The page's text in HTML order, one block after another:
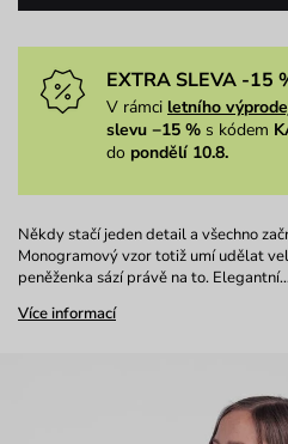
EXTRA SLEVA -15
V rámci letního
slevu −15 % s kódem
do pondělí 10.8.
Někdy stačí jeden detail a všechno
Monogramový vzor totiž umí udělat
peněženka sází právě na to. Elegantní…
Více informací